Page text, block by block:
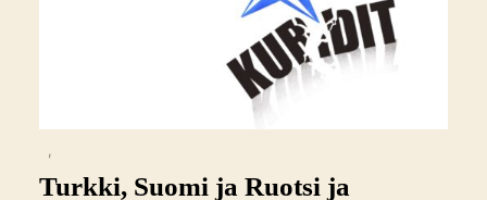
Turkki, Suomi ja Ruotsi ja